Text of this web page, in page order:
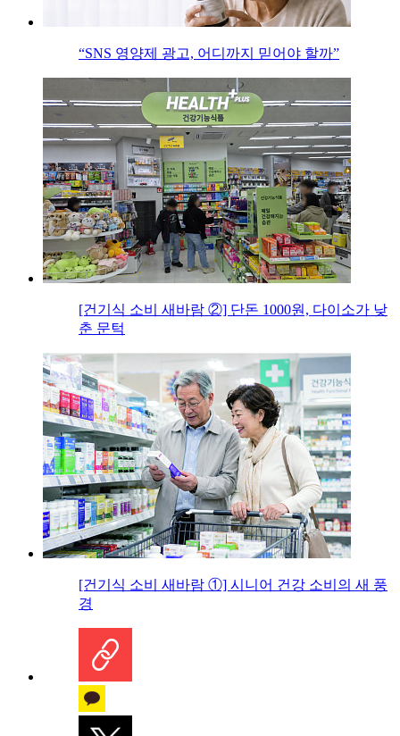
“SNS 영양제 광고, 어디까지 믿어야 할까”
[건기식 소비 새바람 ②] 단돈 1000원, 다이소가 낮
춘 문턱
[건기식 소비 새바람 ①] 시니어 건강 소비의 새 풍
경